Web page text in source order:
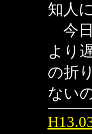
知人
今日
より
の折
ない